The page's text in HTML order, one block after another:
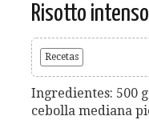
Risotto
Recetas
Ingredientes: 500
cebolla mediana